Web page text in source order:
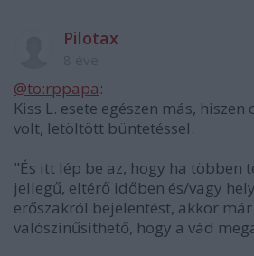
Pilotax
@to:rppapa:
Kiss L. esete egészen más,
volt, letöltött büntetéssel.
"És itt lép be az, hogy ha többen
jellegű, eltérő időben és/vagy
erőszakról bejelentést, akkor
valószínűsíthető, hogy a vád